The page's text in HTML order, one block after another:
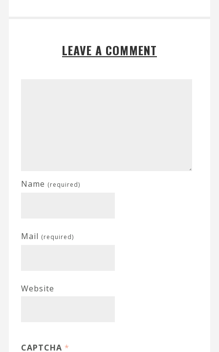
LEAVE A COMMENT
Name (required)
Mail (required)
Website
CAPTCHA *